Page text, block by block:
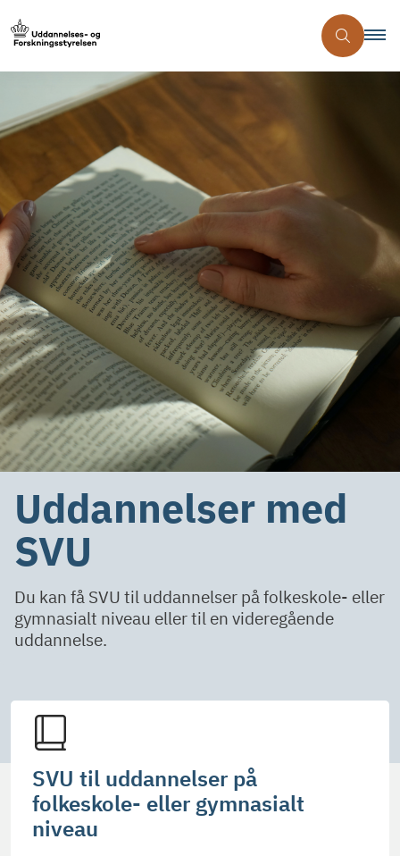
Uddannelser med
SVU
Du kan få SVU til uddannelser på folkeskole- eller
gymnasialt niveau eller til en videregående
uddannelse.
SVU til uddannelser på
folkeskole- eller gymnasialt
niveau